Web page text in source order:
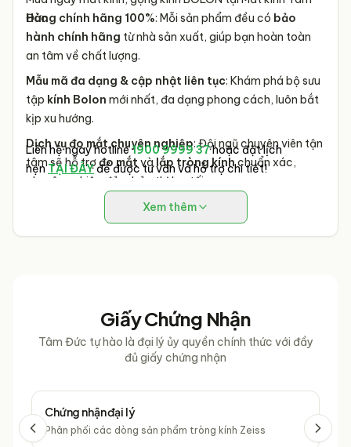
Đức
Hàng chính hãng 100%: Mỗi sản phẩm đều có bảo
hành chính hãng từ nhà sản xuất, giúp bạn hoàn toàn
an tâm về chất lượng.
Mẫu mã đa dạng & cập nhật liên tục: Khám phá bộ sưu
tập kính Bolon mới nhất, đa dạng phong cách, luôn bắt
kịp xu hướng.
Dịch vụ đo mắt chuyên nghiệp: Đội ngũ chuyên viên tận
tâm sẽ hỗ trợđo mắt vàlắp tròng kínhchuẩn xác,
chuyên nghiệp đảm bảo thị lực tối ưu.
Giá tốt nhất & Ưu đãi hấp dẫn: Tận hưởng
Bolon cạnh tranhcùng vô vàn chương trình khuyến mãi
Liên hệ ngay hotline1900 9999 37hoặc đặt lịch
hẹnTẠI ĐÂYđể được tư vấn và hỗ trợ chi tiết!
Xem thêm
Giấy Chứng Nhận
Tâm Đức tự hào là đại lý ủy quyền chính thức với đầy
đủ giấy chứng nhận
Chứng nhận đại lý
Phân phối các dòng sản phẩm tròng kính Zeiss